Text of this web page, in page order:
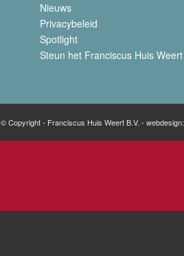
Nieuws
Privacybeleid
Spotlight
Steun het Franciscus Huis Weert
© Copyright - Franciscus Huis Weert B.V. - webdesign: